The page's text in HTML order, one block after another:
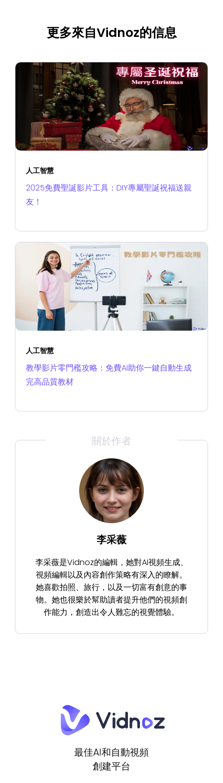
更多來自Vidnoz的信息
人工智慧
2025免費聖誕影片工具：DIY專屬聖誕祝福送親
友！
人工智慧
教學影片零門檻攻略：免費AI助你一鍵自動生成
完高品質教材
關於作者
李采薇
李采薇是Vidnoz的編輯，她對AI視頻生成、
視頻編輯以及內容創作策略有深入的瞭解。
她喜歡拍照、旅行，以及一切富有創意的事
物。她也很樂於幫助讀者提升他們的視頻創
作能力，創造出令人難忘的視覺體驗。
最佳AI和自動視頻
創建平台